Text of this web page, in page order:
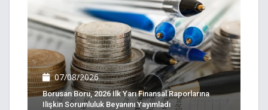
07/08/2026
Borusan Boru, 2026 Ilk Yarı Finansal Raporlarına
Ilişkin Sorumluluk Beyanını Yayımladı